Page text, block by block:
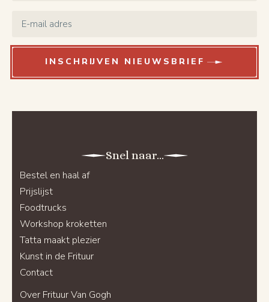
INSCHRIJVEN NIEUWSBRIEF
Snel naar...
Bestel en haal af
Prijslijst
Foodtrucks
Workshop kroketten
Tatta maakt plezier
Kunst in de Frituur
Contact
Over Frituur Van Gogh